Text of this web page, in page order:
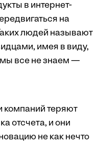
в интернет-
на
людей называют
имея в виду,
мы все не знаем —
компаний теряют
отсчета, и они
не как нечто